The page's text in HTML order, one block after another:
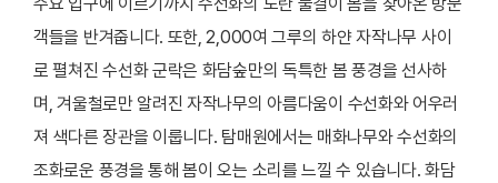
객들을 반겨줍니다. 또한, 2,000여 그루의 하얀 자작나무 사이
로 펼쳐진 수선화 군락은 화담숲만의 독특한 봄 풍경을 선사하
며, 겨울철로만 알려진 자작나무의 아름다움이 수선화와 어우러
져 색다른 장관을 이룹니다. 탐매원에서는 매화나무와 수선화의
조화로운 풍경을 통해 봄이 오는 소리를 느낄 수 있습니다. 화담